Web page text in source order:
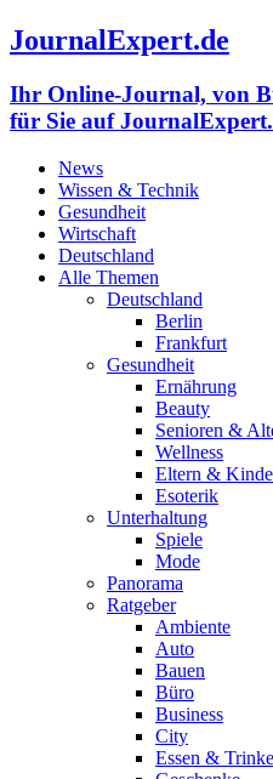
JournalExpert.de
Ihr Online-Journal, von
für Sie auf
News
Wissen & Technik
Gesundheit
Wirtschaft
Deutschland
Alle Themen
Deutschland
Berlin
Frankfurt
Gesundheit
Ernährung
Beauty
Senioren &
Wellness
Eltern &
Esoterik
Unterhaltung
Spiele
Mode
Panorama
Ratgeber
Ambiente
Auto
Bauen
Büro
Business
City
Essen &